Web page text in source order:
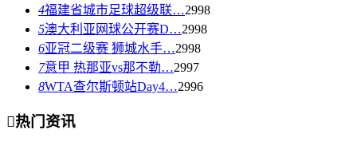
4福建省城市足球超级联…2998
5澳大利亚网球公开赛D…2998
6亚冠二级赛 狮城水手…2998
7意甲 热那亚vs那不勒…2997
8WTA查尔斯顿站Day4…2996
热门资讯